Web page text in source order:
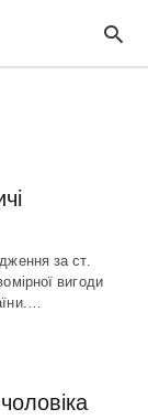
за ст.
вигоди